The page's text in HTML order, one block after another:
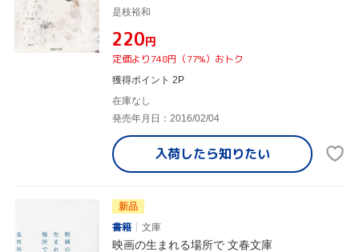
是枝裕和
¥220円
定価より748円（77%）おトク
獲得ポイント 2P
在庫なし
発売年月日：2016/02/04
入荷したら知りたい
新品
書籍
文庫
映画の生まれる場所で 文春文庫